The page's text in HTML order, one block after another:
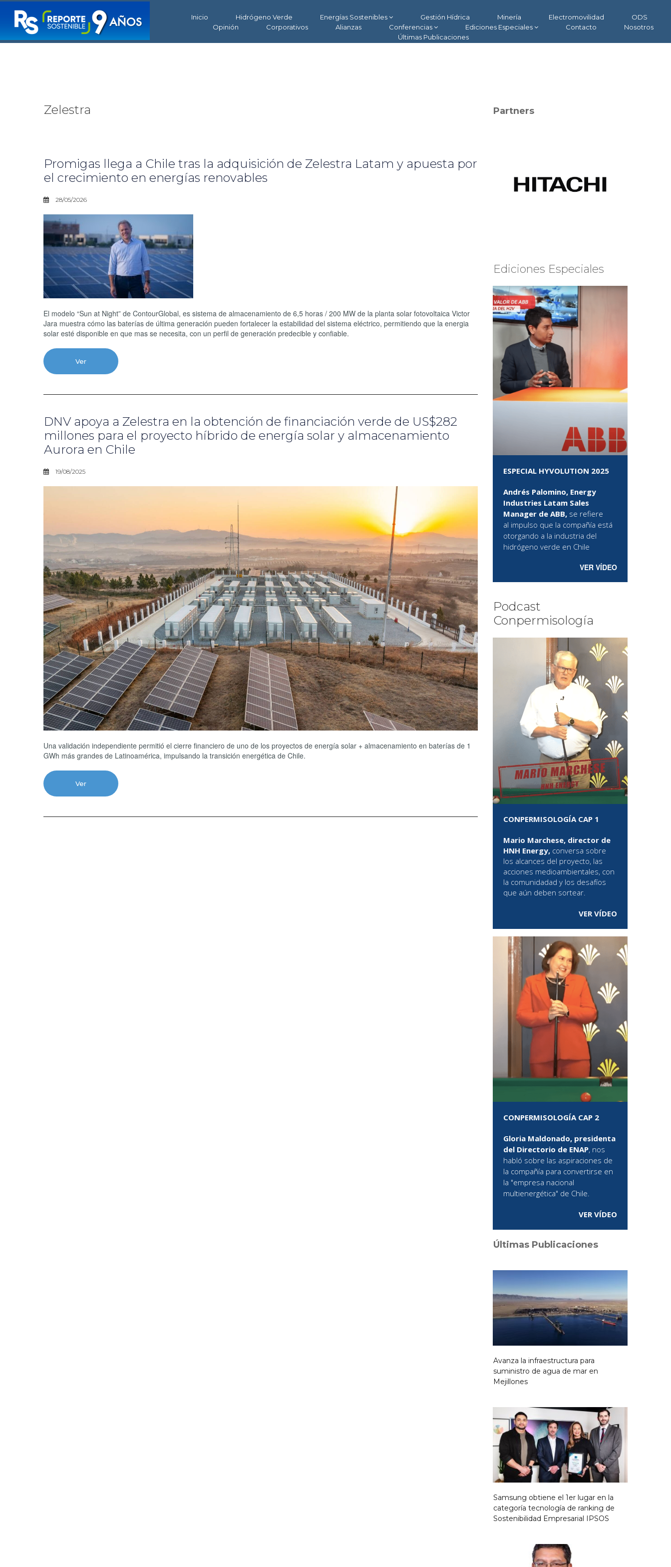
Inicio Hidrógeno Verde Energías Sostenibles Gestión Hídrica Minería Electromovilidad
ODS
Opinión
Corporativos Alianzas Conferencias Ediciones Especiales Contacto
Nosotros
Últimas Publicaciones
Zelestra
Promigas llega a Chile tras la adquisición de Zelestra Latam y apuesta por
el crecimiento en energías renovables
28/05/2026
El modelo “Sun at Night” de ContourGlobal, es sistema de almacenamiento de 6,5 horas / 200 MW de la planta solar fotovoltaica Victor
Jara muestra cómo las baterías de última generación pueden fortalecer la estabilidad del sistema eléctrico, permitiendo que la energia
solar esté disponible en que mas se necesita, con un perfil de generación predecible y confiable.
Ver
DNV apoya a Zelestra en la obtención de financiación verde de US$282
millones para el proyecto híbrido de energía solar y almacenamiento
Aurora en Chile
19/08/2025
Una validación independiente permitió el cierre financiero de uno de los proyectos de energía solar + almacenamiento en baterías de 1
GWh más grandes de Latinoamérica, impulsando la transición energética de Chile.
Ver
Partners
Ediciones Especiales
ESPECIAL HYVOLUTION 2025
Andrés Palomino, Energy
Industries Latam Sales
Manager de ABB, se refiere
al impulso que la compañía está
otorgando a la industria del
hidrógeno verde en Chile
VER VÍDEO
Podcast
Conpermisología
CONPERMISOLOGÍA CAP 1
Mario Marchese, director de
HNH Energy, conversa sobre
los alcances del proyecto, las
acciones medioambientales, con
la comunidadad y los desafíos
que aún deben sortear.
VER VÍDEO
CONPERMISOLOGÍA CAP 2
Gloria Maldonado, presidenta
del Directorio de ENAP, nos
habló sobre las aspiraciones de
la compañía para convertirse en
la "empresa nacional
multienergética" de Chile.
VER VÍDEO
Últimas Publicaciones
Avanza la infraestructura para
suministro de agua de mar en
Mejillones
Samsung obtiene el 1er lugar en la
categoría tecnología de ranking de
Sostenibilidad Empresarial IPSOS